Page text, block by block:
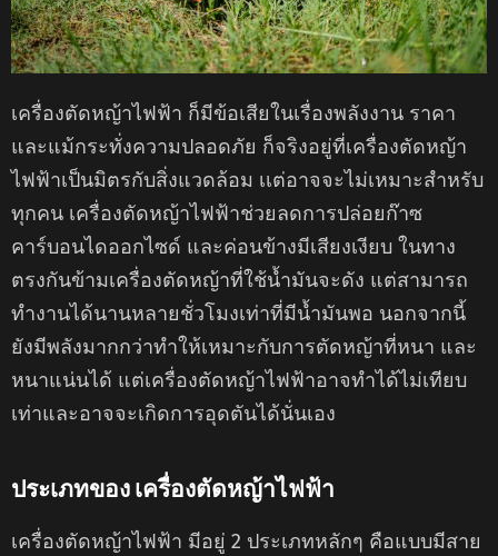
เครื่องตัดหญ้าไฟฟ้า ก็มีข้อเสียในเรื่องพลังงาน ราคา
และแม้กระทั่งความปลอดภัย ก็จริงอยู่ที่เครื่องตัดหญ้า
ไฟฟ้าเป็นมิตรกับสิ่งแวดล้อม เเต่อาจจะไม่เหมาะสำหรับ
ทุกคน เครื่องตัดหญ้าไฟฟ้าช่วยลดการปล่อยก๊าซ
คาร์บอนไดออกไซด์ และค่อนข้างมีเสียงเงียบ ในทาง
ตรงกันข้ามเครื่องตัดหญ้าที่ใช้น้ำมันจะดัง แต่สามารถ
ทำงานได้นานหลายชั่วโมงเท่าที่มีน้ำมันพอ นอกจากนี้
ยังมีพลังมากกว่าทำให้เหมาะกับการตัดหญ้าที่หนา และ
หนาแน่นได้ แต่เครื่องตัดหญ้าไฟฟ้าอาจทำได้ไม่เทียบ
เท่าและอาจจะเกิดการอุดตันได้นั่นเอง
ประเภทของ เครื่องตัดหญ้าไฟฟ้า
เครื่องตัดหญ้าไฟฟ้า มีอยู่ 2 ประเภทหลักๆ คือแบบมีสาย